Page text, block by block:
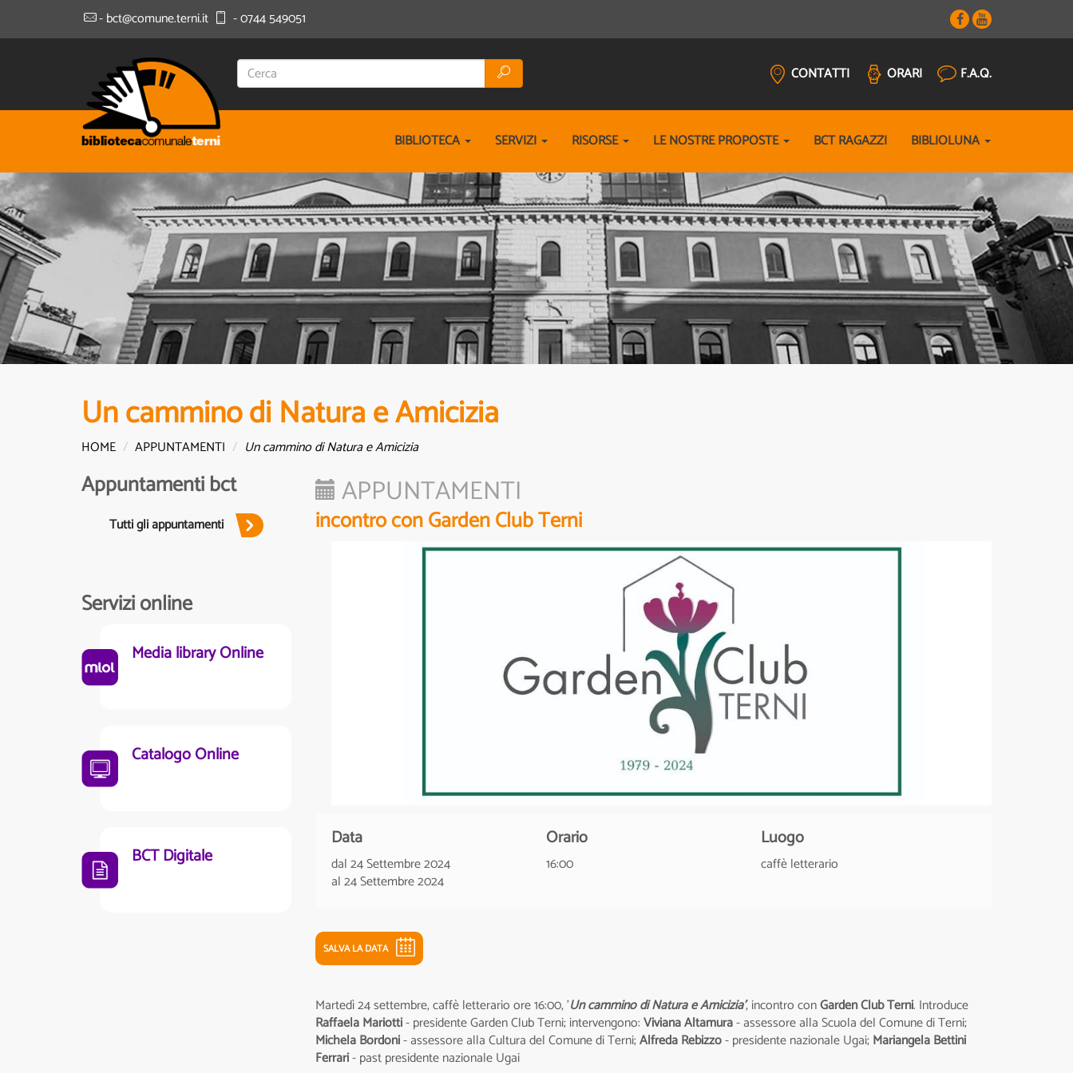
- bct@comune.terni.it - 0744 549051
CONTATTI ORARI F.A.Q.
BIBLIOTECA SERVIZI RISORSE LE NOSTRE PROPOSTE BCT RAGAZZI BIBLIOLUNA
Un cammino di Natura e Amicizia
HOME APPUNTAMENTI Un cammino di Natura e Amicizia
Appuntamenti bct
Tutti gli appuntamenti
Servizi online
Media library Online
Catalogo Online
BCT Digitale
APPUNTAMENTI
incontro con Garden Club Terni
Data
dal 24 Settembre 2024
al 24 Settembre 2024
Orario
16:00
Luogo
caffè letterario
SALVA LA DATA
Martedì 24 settembre, caffè letterario ore 16:00, 'Un cammino di Natura e Amicizia', incontro conGarden Club Terni. Introduce
Raffaela Mariotti- presidente Garden Club Terni; intervengono:Viviana Altamura- assessore alla Scuola del Comune di Terni;
Michela Bordoni- assessore alla Cultura del Comune di Terni;Alfreda Rebizzo- presidente nazionale Ugai;Mariangela Bettini
Ferrari- past presidente nazionale Ugai